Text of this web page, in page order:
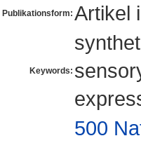
Publikationsform: Artikel
Keywords:
500